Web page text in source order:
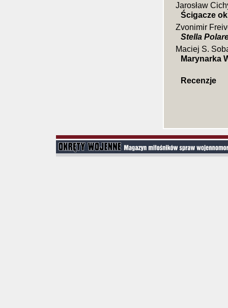
Jarosław
Ścigacze
Zvonimir
Stella
Maciej S.
Marynarka
Recenzje